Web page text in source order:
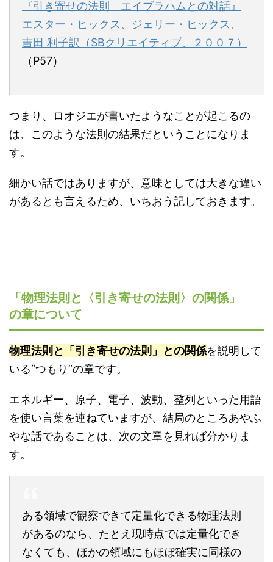
『引き寄せの法則 エイブラハムとの対話』
エスター・ヒックス、ジェリー・ヒックス、
吉田 利子訳（SBクリエイティブ、２００７）
（P57）
つまり、ロオジエが書いたようなことが起こるの
は、このような法則の結果だということになりま
す。
細かい話ではありますが、意味としては大きな違い
があるとも言えるため、いちおう記しておきます。
「物理法則と〈引き寄せの法則〉の関係」
の章について
物理法則と「引き寄せの法則」との関係を説明して
いる“つもり”の章です。
エネルギー、原子、電子、波動、整列といった用語
を使い言葉を連ねていますが、結局のところあやふ
やな話であることは、次の文章を見れば分かりま
す。
ある領域で観察できて定量化できる物理法則
があるのなら、たとえ現時点では定量化でき
なくても、ほかの領域にもほぼ確実に同様の